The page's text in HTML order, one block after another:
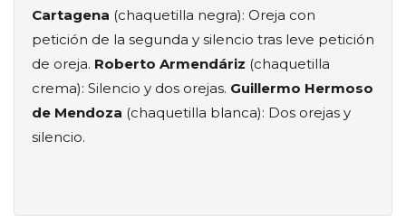
Cartagena (chaquetilla negra): Oreja con
petición de la segunda y silencio tras leve petición
de oreja. Roberto Armendáriz (chaquetilla
crema): Silencio y dos orejas. Guillermo Hermoso
de Mendoza (chaquetilla blanca): Dos orejas y
silencio.